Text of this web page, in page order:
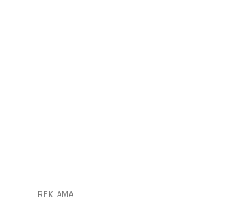
REKLAMA